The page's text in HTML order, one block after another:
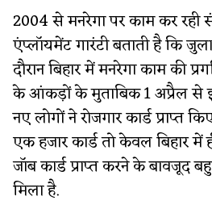
2004 से मनरेगा पर काम कर
एंप्लॉयमेंट गारंटी बताती है कि
दौरान बिहार में मनरेगा काम की
के आंकड़ों के मुताबिक 1 अप्रैल
नए लोगों ने रोजगार कार्ड प्राप्त
एक हजार कार्ड तो केवल बिहार में
जॉब कार्ड प्राप्त करने के बावजूद
मिला है.